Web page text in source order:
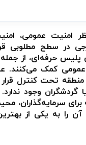
امنیت عمومی،
در سطح مطلوبی
پلیس حرفه‌ای، از
کمک می‌کنند.
تحت کنترل
گردشگران وجود
سرمایه‌گذاران،
را به یکی از